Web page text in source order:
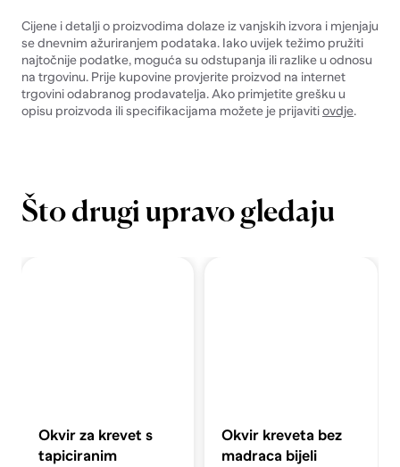
Cijene i detalji o proizvodima dolaze iz vanjskih izvora i mjenjaju
se dnevnim ažuriranjem podataka. Iako uvijek težimo pružiti
najtočnije podatke, moguća su odstupanja ili razlike u odnosu
na trgovinu. Prije kupovine provjerite proizvod na internet
trgovini odabranog prodavatelja. Ako primjetite grešku u
opisu proizvoda ili specifikacijama možete je prijavitiovdje.
Što drugi upravo gledaju
Okvir za krevet s
tapiciranim
Okvir kreveta bez
madraca bijeli